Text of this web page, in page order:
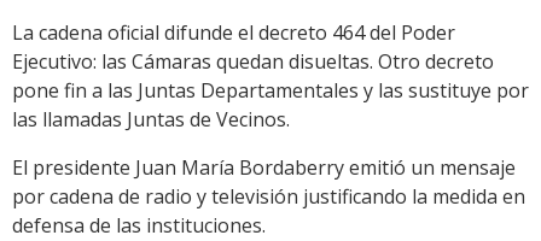
La cadena oficial difunde el decreto 464 del Poder
Ejecutivo: las Cámaras quedan disueltas. Otro decreto
pone fin a las Juntas Departamentales y las sustituye por
las llamadas Juntas de Vecinos.
El presidente Juan María Bordaberry emitió un mensaje
por cadena de radio y televisión justificando la medida en
defensa de las instituciones.